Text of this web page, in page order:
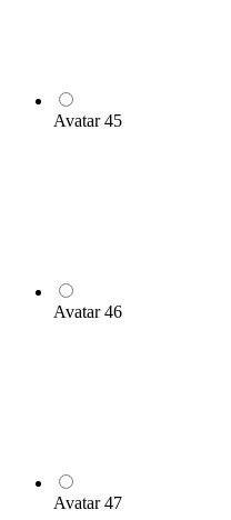
Avatar 45
Avatar 46
Avatar 47